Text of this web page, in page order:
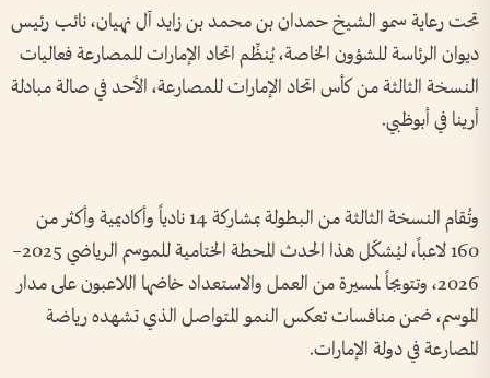
تحت رعاية سمو الشيخ حمدان بن محمد بن زايد آل نهيان، نائب رئيس
ديوان الرئاسة للشؤون الخاصة، يُنظِّم اتحاد الإمارات للمصارعة فعاليات
النسخة الثالثة من كأس اتحاد الإمارات للمصارعة، الأحد في صالة مبادلة
أرينا في أبوظبي.
وتُقام النسخة الثالثة من البطولة بمشاركة 14 نادياً وأكاديمية وأكثر من
160 لاعباً، ليُشكّل هذا الحدث المحطة الختامية للموسم الرياضي 2025–
2026، وتتويجاً لمسيرة من العمل والاستعداد خاضها اللاعبون على مدار
الموسم، ضمن منافسات تعكس النمو المتواصل الذي تشهده رياضة
المصارعة في دولة الإمارات.